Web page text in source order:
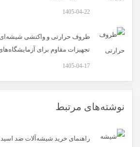
1405-04-22
ظروف حرارتی و واکنشی شیشه‌ای؛
تجهیزات مقاوم برای
1405-04-17
نوشته‌های مرتبط
راهنمای خرید شیشه‌آلات ضد اسید